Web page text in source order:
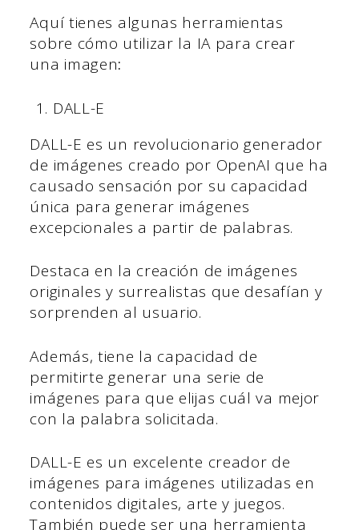
Aquí tienes algunas herramientas
sobre cómo utilizar la IA para crear
una imagen:
DALL-E
DALL-E es un revolucionario generador
de imágenes creado por OpenAI que ha
causado sensación por su capacidad
única para generar imágenes
excepcionales a partir de palabras.
Destaca en la creación de imágenes
originales y surrealistas que desafían y
sorprenden al usuario.
Además, tiene la capacidad de
permitirte generar una serie de
imágenes para que elijas cuál va mejor
con la palabra solicitada.
DALL-E es un excelente creador de
imágenes para imágenes utilizadas en
contenidos digitales, arte y juegos.
También puede ser una herramienta